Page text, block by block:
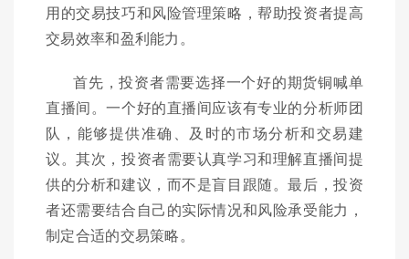
用的交易技巧和风险管理策略，帮助投资者提高
交易效率和盈利能力。
首先，投资者需要选择一个好的期货铜喊单
直播间。一个好的直播间应该有专业的分析师团
队，能够提供准确、及时的市场分析和交易建
议。其次，投资者需要认真学习和理解直播间提
供的分析和建议，而不是盲目跟随。最后，投资
者还需要结合自己的实际情况和风险承受能力，
制定合适的交易策略。